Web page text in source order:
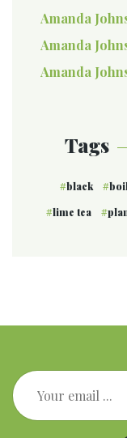
Amanda
Amanda
Amanda
Tags
black
lime tea